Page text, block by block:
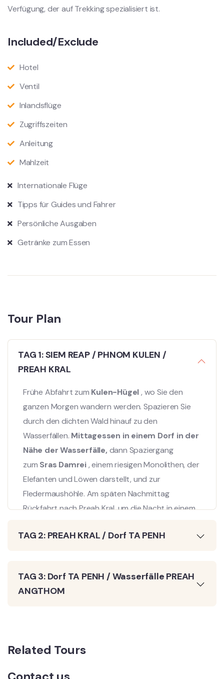
Verfügung, der auf Trekking spezialisiert ist.
Included/Exclude
Hotel
Ventil
Inlandsflüge
Zugriffszeiten
Anleitung
Mahlzeit
Internationale Flüge
Tipps für Guides und Fahrer
Persönliche Ausgaben
Getränke zum Essen
Tour Plan
TAG 1: SIEM REAP / PHNOM KULEN /
PREAH KRAL
Frühe Abfahrt zum Kulen-Hügel, wo Sie den
ganzen Morgen wandern werden. Spazieren Sie
durch den dichten Wald hinauf zu den
Wasserfällen. Mittagessen in einem Dorf in der
Nähe der Wasserfälle, dann Spaziergang
zum Sras Damrei, einem riesigen Monolithen, der
Elefanten und Löwen darstellt, und zur
Fledermaushöhle. Am späten Nachmittag
Rückfahrt nach Preah Kral, um die Nacht in einem
Übernachtung bei einer Gastfamilie.
TAG 2: PREAH KRAL / Dorf TA PENH
TAG 3: Dorf TA PENH / Wasserfälle PREAH
ANGTHOM
Related Tours